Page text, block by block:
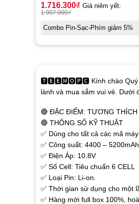
1.716.300₫ Giá niêm yết:
1.907.000₫
Combo Pin-Sạc-Phím giảm 5%
🆃🅴🅴🅼🅾🅿🅲 Kính chào Quý
lành và mua sắm vui vẻ. Dưới
🔴 ĐẶC ĐIỂM: TƯƠNG THÍCH
🔴 THÔNG SỐ KỸ THUẬT
✅ Dùng cho tất cả các mã
✅ Công suất: 4400 – 5200mAh
✅ Điện Áp: 10.8V
✅ Số Cell: Tiêu chuẩn 6 CELL
✅ Loại Pin: Li-on.
✅ Thời gian sử dụng cho một
✅ Hàng mới full box 100%,